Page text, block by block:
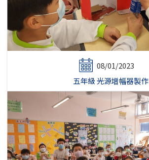
08/01/2023
五年級 光源增幅器製作